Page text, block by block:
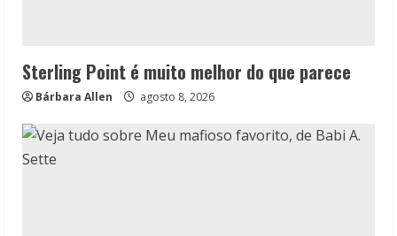
Sterling Point é muito melhor do que parece
Bárbara Allen agosto 8, 2026